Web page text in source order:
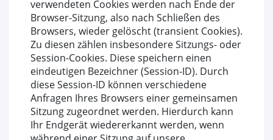
verwendeten Cookies werden nach Ende der
Browser-Sitzung, also nach Schließen des
Browsers, wieder gelöscht (transient Cookies).
Zu diesen zählen insbesondere Sitzungs- oder
Session-Cookies. Diese speichern einen
eindeutigen Bezeichner (Session-ID). Durch
diese Session-ID können verschiedene
Anfragen Ihres Browsers einer gemeinsamen
Sitzung zugeordnet werden. Hierdurch kann
Ihr Endgerät wiedererkannt werden, wenn